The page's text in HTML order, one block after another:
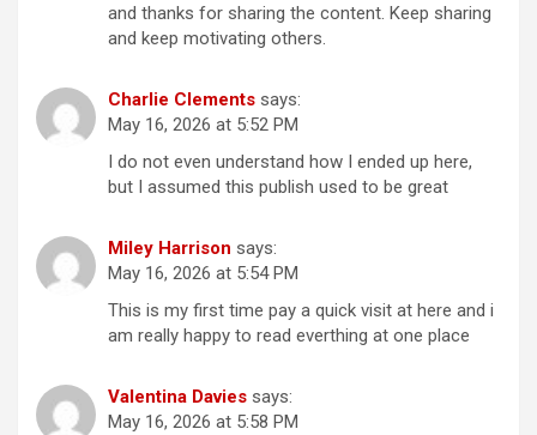
and thanks for sharing the content. Keep sharing
and keep motivating others.
Charlie Clements says:
May 16, 2026 at 5:52 PM
I do not even understand how I ended up here,
but I assumed this publish used to be great
Miley Harrison says:
May 16, 2026 at 5:54 PM
This is my first time pay a quick visit at here and i
am really happy to read everthing at one place
Valentina Davies says:
May 16, 2026 at 5:58 PM